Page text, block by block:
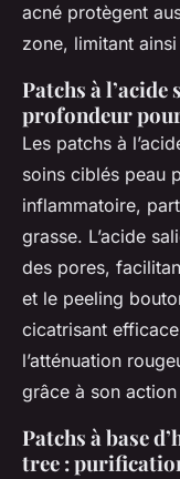
acné protègent
zone, limitant
Patchs à
profondeur
Les patchs à
soins ciblés peau
inflammatoire,
grasse. L’acide
des pores,
et le peeling
cicatrisant
l’atténuation
grâce à son
Patchs à base
tree :